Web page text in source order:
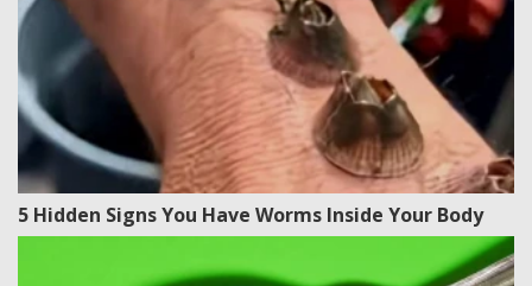
5 Hidden Signs You Have Worms Inside Your Body